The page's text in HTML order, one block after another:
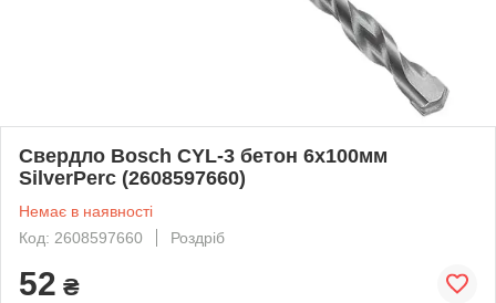
Свердло Bosch CYL-3 бетон 6x100мм
SilverPerc (2608597660)
Немає в наявності
Код: 2608597660
Роздріб
52 ₴